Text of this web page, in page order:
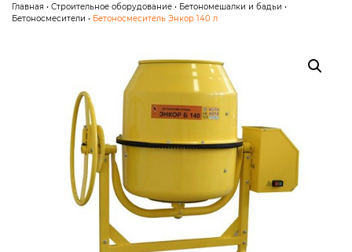
Главная • Строительное оборудование • Бетономешалки и бадьи •
Бетоносмесители • Бетоносмеситель Энкор 140 л